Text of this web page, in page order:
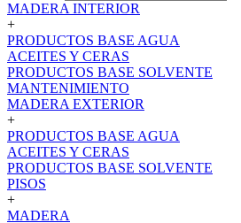
MADERA INTERIOR
+
PRODUCTOS BASE AGUA
ACEITES Y CERAS
PRODUCTOS BASE SOLVENTE
MANTENIMIENTO
MADERA EXTERIOR
+
PRODUCTOS BASE AGUA
ACEITES Y CERAS
PRODUCTOS BASE SOLVENTE
PISOS
+
MADERA